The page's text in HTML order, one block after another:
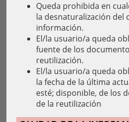
Queda prohibida en
la desnaturalización del
información.
El/la usuario/a queda
fuente de los
reutilización.
El/la usuario/a queda
la fecha de la última
esté; disponible, de los
de la reutilización